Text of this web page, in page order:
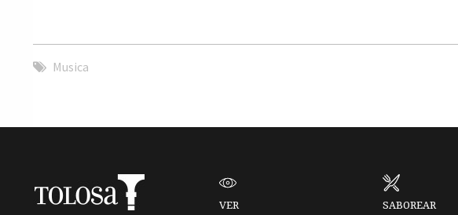
Musica
VER SABOREAR